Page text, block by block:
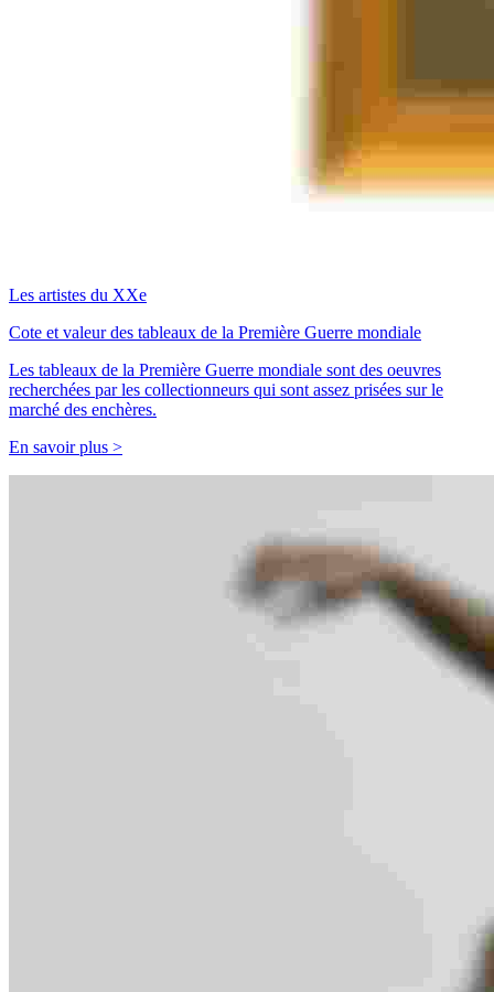
Les artistes du XXe
Cote et valeur des tableaux de la Première Guerre mondiale
Les tableaux de la Première Guerre mondiale sont des oeuvres
recherchées par les collectionneurs qui sont assez prisées sur le
marché des enchères.
En savoir plus >